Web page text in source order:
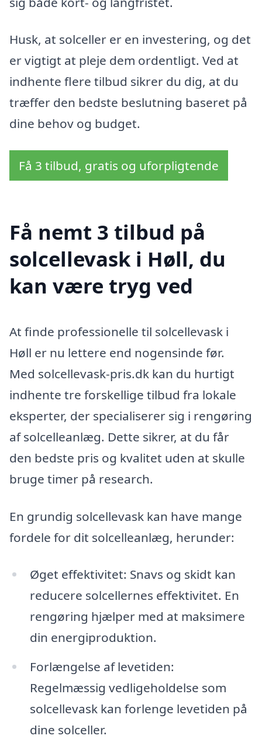
Husk, at solceller er en investering, og det
er vigtigt at pleje dem ordentligt. Ved at
indhente flere tilbud sikrer du dig, at du
træffer den bedste beslutning baseret på
dine behov og budget.
Få 3 tilbud, gratis og uforpligtende
Få nemt 3 tilbud på
solcellevask i Høll, du
kan være tryg ved
At finde professionelle til solcellevask i
Høll er nu lettere end nogensinde før.
Med solcellevask-pris.dk kan du hurtigt
indhente tre forskellige tilbud fra lokale
eksperter, der specialiserer sig i rengøring
af solcelleanlæg. Dette sikrer, at du får
den bedste pris og kvalitet uden at skulle
bruge timer på research.
En grundig solcellevask kan have mange
fordele for dit solcelleanlæg, herunder:
Øget effektivitet: Snavs og skidt kan
reducere solcellernes effektivitet. En
rengøring hjælper med at maksimere
din energiproduktion.
Forlængelse af levetiden:
Regelmæssig vedligeholdelse som
solcellevask kan forlenge levetiden på
dine solceller.